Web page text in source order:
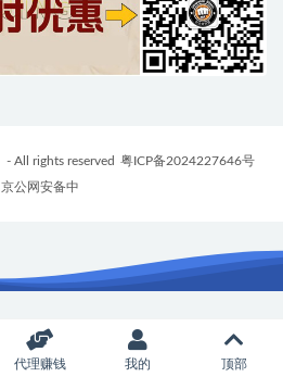
- All rights reserved 粤ICP备2024227646号
京公网安备中
代理赚钱 我的 顶部